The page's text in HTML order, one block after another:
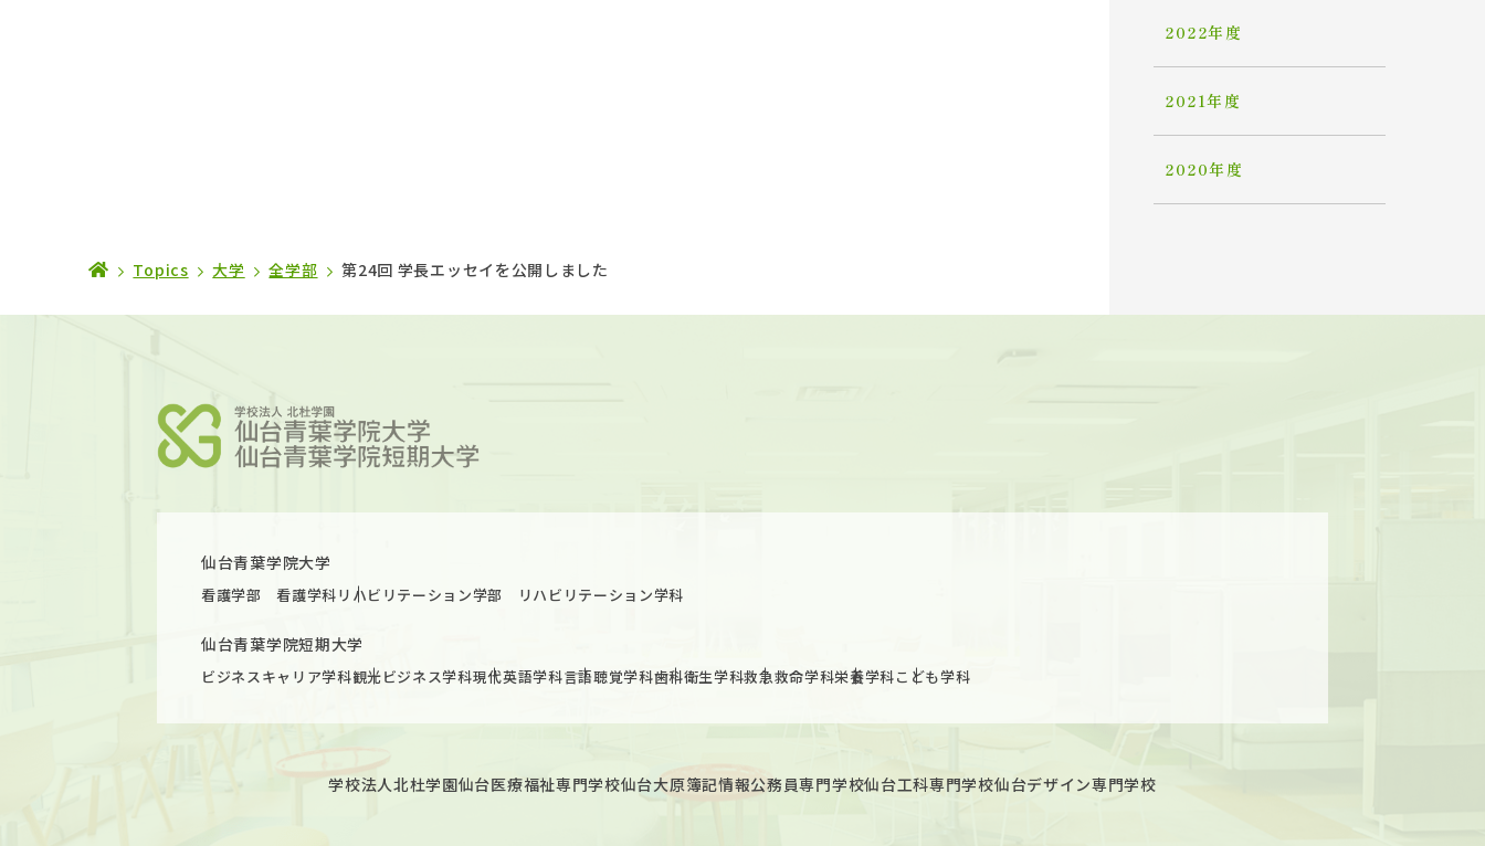
Topics 大学 全学部 第24回 学長エッセイを公開しました
2022年度
2021年度
2020年度
仙台青葉学院大学
看護学部 看護学科リハビリテーション学部 リハビリテーション学科
仙台青葉学院短期大学
ビジネスキャリア学科観光ビジネス学科現代英語学科言語聴覚学科歯科衛生学科救急救命学科栄養学科こども学科
学校法人北杜学園仙台医療福祉専門学校仙台大原簿記情報公務員専門学校仙台工科専門学校仙台デザイン専門学校